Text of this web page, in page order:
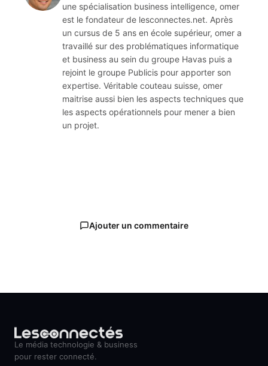
une spécialisation business intelligence, omer
est le fondateur de lesconnectes.net. Après
un cursus de 5 ans en école supérieur, omer a
travaillé sur des problématiques informatique
et business au sein du groupe Havas puis a
rejoint le groupe Publicis pour apporter son
expertise. Véritable couteau suisse, omer
maitrise aussi bien les aspects techniques que
les aspects opérationnels pour mener a bien
un projet.
Ajouter un commentaire
Le média technologie & business
pour rester connecté.